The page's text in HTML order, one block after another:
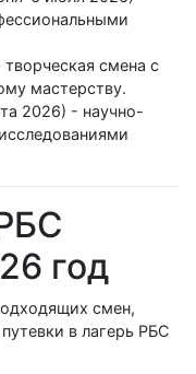
смена с
мастерству.
2026) - научно-
год
смен,
в лагерь РБС